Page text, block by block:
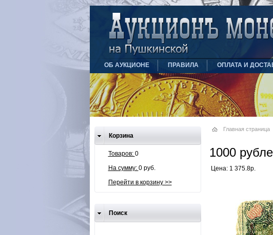
ОБ АУКЦИОНЕ ПРАВИЛА ОПЛАТА И
Корзина
Товаров: 0
На сумму: 0 руб.
Перейти в корзину >>
Поиск
Главная страница
1000
Цена: 1 375.8р.